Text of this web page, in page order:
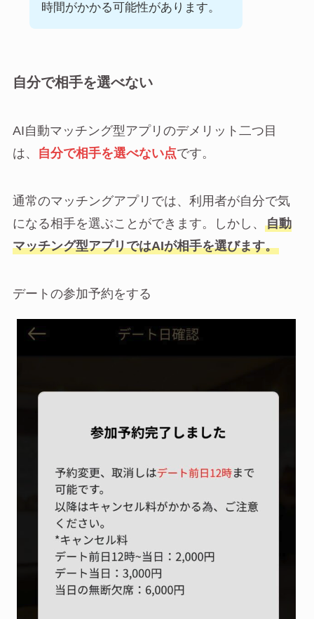
時間がかかる可能性があります。
自分で相手を選べない
AI自動マッチング型アプリのデメリット二つ目
は、
自分で相手を選べない点です。
通常のマッチングアプリでは、利用者が自分で気
になる相手を選ぶことができます。しかし、 自動
マッチング型アプリではAIが相手を選びます。
デートの参加予約をする